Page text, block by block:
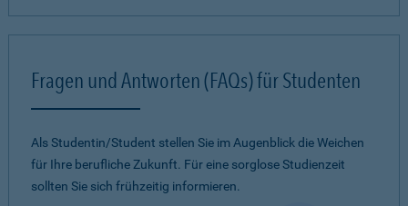
Fragen und Antworten (FAQs) für Studenten
Als Studentin/Student stellen Sie im Augenblick die Weichen
für Ihre berufliche Zukunft. Für eine sorglose Studienzeit
sollten Sie sich frühzeitig informieren.